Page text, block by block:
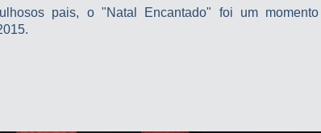
pais, o "Natal Encantado" foi um